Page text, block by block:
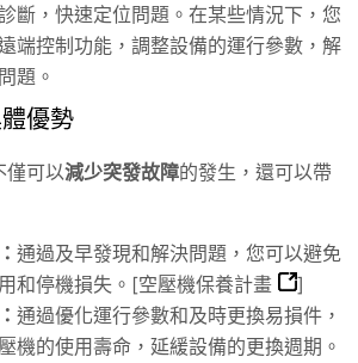
斷，快速定位問題。在某些情況下，您
端控制功能，調整設備的運行參數，解
題。
優勢
僅可以減少突發故障的發生，還可以帶
通過及早發現和解決問題，您可以避免
和停機損失。[空壓機保養計畫
]
通過優化運行參數和及時更換易損件，
機的使用壽命，延緩設備的更換週期。